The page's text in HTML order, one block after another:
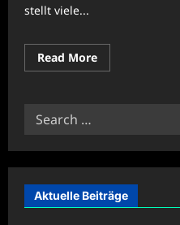
stellt viele...
Read MoreRead
more
Unterstützung
von
ADHS-
Kindern
Search
Aktuelle Beiträge